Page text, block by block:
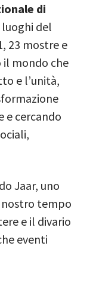
di
del
23 mostre e
mondo che
e l’unità,
e cercando
Jaar, uno
tempo
e il divario
eventi